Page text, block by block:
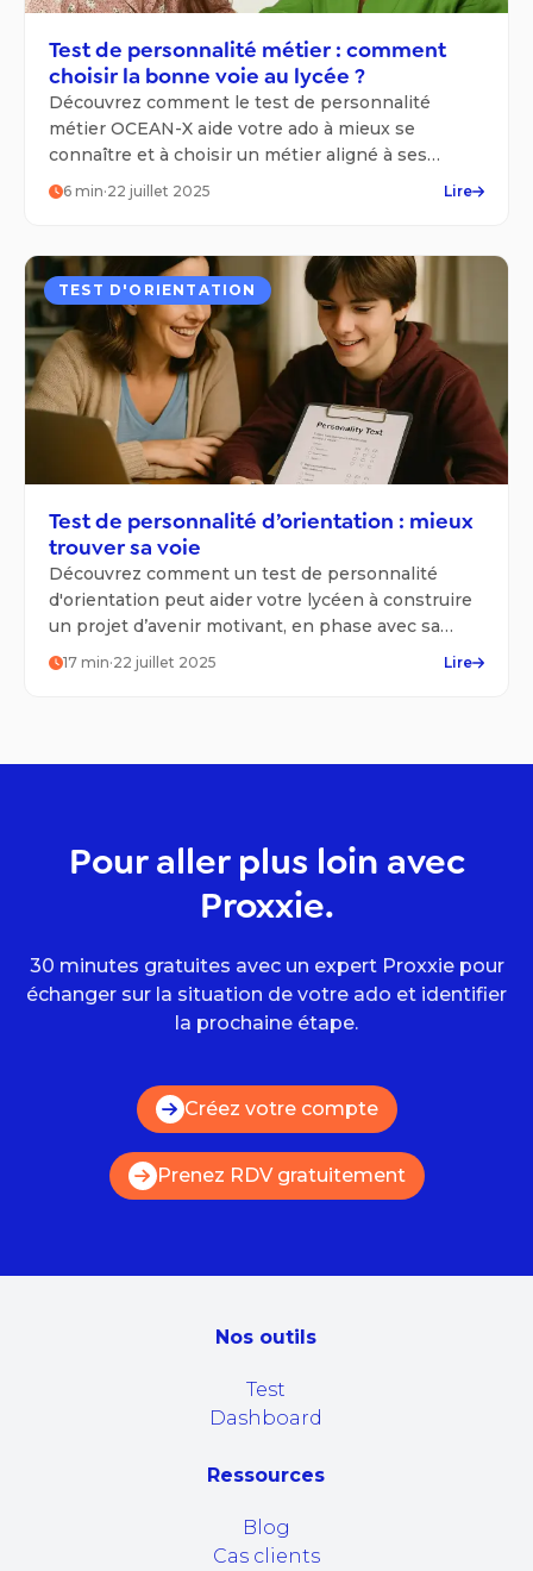
Test de personnalité métier : comment
choisir la bonne voie au lycée ?
Découvrez comment le test de personnalité
métier OCEAN-X aide votre ado à mieux se
connaître et à choisir un métier aligné à ses
talents.
6 min·22 juillet 2025 Lire
TEST D'ORIENTATION
Test de personnalité d’orientation : mieux
trouver sa voie
Découvrez comment un test de personnalité
d'orientation peut aider votre lycéen à construire
un projet d’avenir motivant, en phase avec sa
personnalité.
17 min·22 juillet 2025 Lire
Pour aller plus loin avec
Proxxie.
30 minutes gratuites avec un expert Proxxie pour
échanger sur la situation de votre ado et identifier
la prochaine étape.
Créez votre compte
Prenez RDV gratuitement
Nos outils
Test
Dashboard
Ressources
Blog
Cas clients